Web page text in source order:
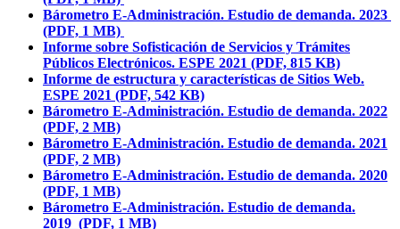
Bárometro E-Administración. Estudio de demanda. 2023
(PDF, 1 MB)
Informe sobre Sofisticación de Servicios y Trámites
Públicos Electrónicos. ESPE 2021 (PDF, 815 KB)
Informe de estructura y características de Sitios Web.
ESPE 2021 (PDF, 542 KB)
Bárometro E-Administración. Estudio de demanda. 2022
(PDF, 2 MB)
Bárometro E-Administración. Estudio de demanda. 2021
(PDF, 2 MB)
Bárometro E-Administración. Estudio de demanda. 2020
(PDF, 1 MB)
Bárometro E-Administración. Estudio de demanda.
2019 (PDF, 1 MB)